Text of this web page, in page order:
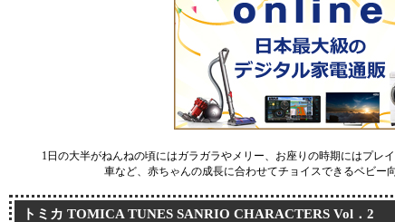
1日の大半がねんねの頃にはガラガラやメリー、お座りの時期にはプレ
車など、赤ちゃんの成長に合わせてチョイスできるベビー
トミカ TOMICA TUNES SANRIO CHARACTERS Vol．2